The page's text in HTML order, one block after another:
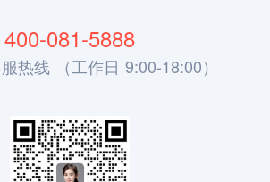
400-081-5888
热线 （工作日 9:00-18:00）